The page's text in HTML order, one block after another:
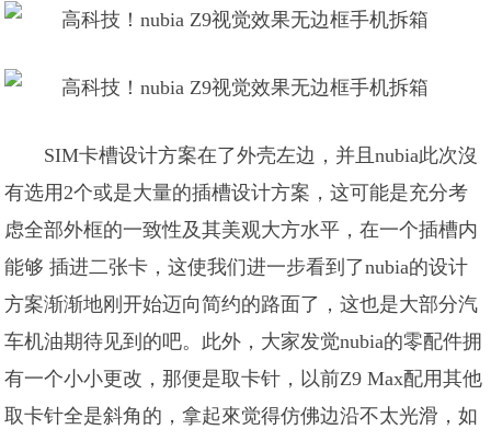
SIM卡槽设计方案在了外壳左边，并且nubia此次沒
有选用2个或是大量的插槽设计方案，这可能是充分考
虑全部外框的一致性及其美观大方水平，在一个插槽内
能够 插进二张卡，这使我们进一步看到了nubia的设计
方案渐渐地刚开始迈向简约的路面了，这也是大部分汽
车机油期待见到的吧。此外，大家发觉nubia的零配件拥
有一个小小更改，那便是取卡针，以前Z9 Max配用其他
取卡针全是斜角的，拿起來觉得仿佛边沿不太光滑，如